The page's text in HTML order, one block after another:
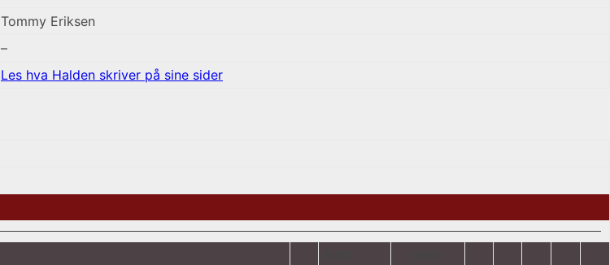
Tommy Eriksen
–
Les hva Halden skriver på sine sider